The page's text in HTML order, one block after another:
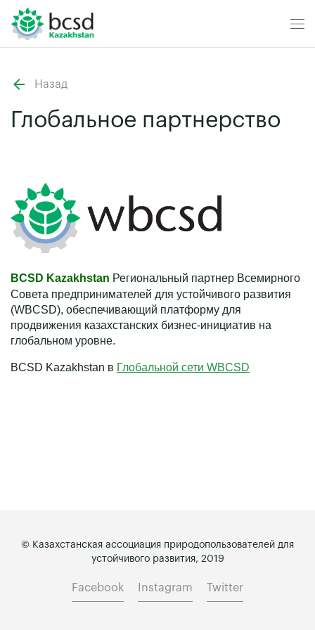
Назад
Глобальное партнерство
BCSD Kazakhstan Региональный партнер Всемирного
Совета предпринимателей для устойчивого развития
(WBCSD), обеспечивающий платформу для
продвижения казахстанских бизнес-инициатив на
глобальном уровне.
BCSD Kazakhstan в Глобальной сети WBCSD
© Казахстанская ассоциация природопользователей для
устойчивого развития, 2019
Facebook Instagram Twitter